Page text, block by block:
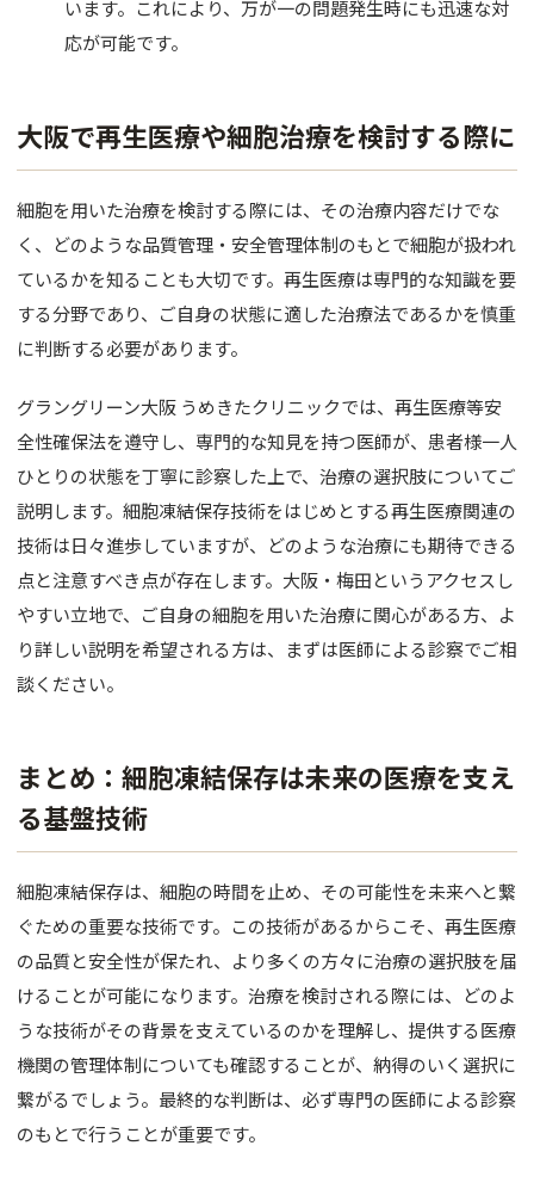
います。これにより、万が一の問題発生時にも迅速な対
応が可能です。
大阪で再生医療や細胞治療を検討する際に
細胞を用いた治療を検討する際には、その治療内容だけでな
く、どのような品質管理・安全管理体制のもとで細胞が扱われ
ているかを知ることも大切です。再生医療は専門的な知識を要
する分野であり、ご自身の状態に適した治療法であるかを慎重
に判断する必要があります。
グラングリーン大阪 うめきたクリニックでは、再生医療等安
全性確保法を遵守し、専門的な知見を持つ医師が、患者様一人
ひとりの状態を丁寧に診察した上で、治療の選択肢についてご
説明します。細胞凍結保存技術をはじめとする再生医療関連の
技術は日々進歩していますが、どのような治療にも期待できる
点と注意すべき点が存在します。大阪・梅田というアクセスし
やすい立地で、ご自身の細胞を用いた治療に関心がある方、よ
り詳しい説明を希望される方は、まずは医師による診察でご相
談ください。
まとめ：細胞凍結保存は未来の医療を支え
る基盤技術
細胞凍結保存は、細胞の時間を止め、その可能性を未来へと繋
ぐための重要な技術です。この技術があるからこそ、再生医療
の品質と安全性が保たれ、より多くの方々に治療の選択肢を届
けることが可能になります。治療を検討される際には、どのよ
うな技術がその背景を支えているのかを理解し、提供する医療
機関の管理体制についても確認することが、納得のいく選択に
繋がるでしょう。最終的な判断は、必ず専門の医師による診察
のもとで行うことが重要です。